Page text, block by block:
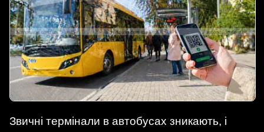
Звичні термінали в автобусах зникають, і